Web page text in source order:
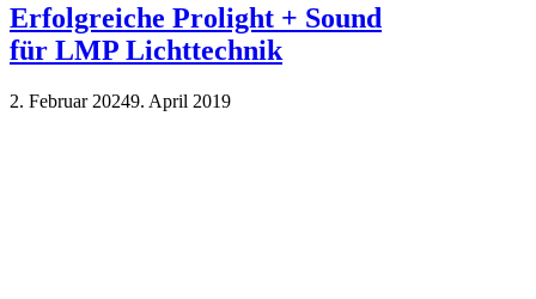
Erfolgreiche Prolight + Sound
für LMP Lichttechnik
2. Februar 20249. April 2019